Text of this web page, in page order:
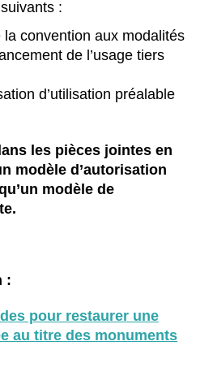
:
la convention aux modalités
de l’usage tiers
d’utilisation préalable
les pièces jointes en
modèle d’autorisation
modèle de
:
pour restaurer une
au titre des monuments